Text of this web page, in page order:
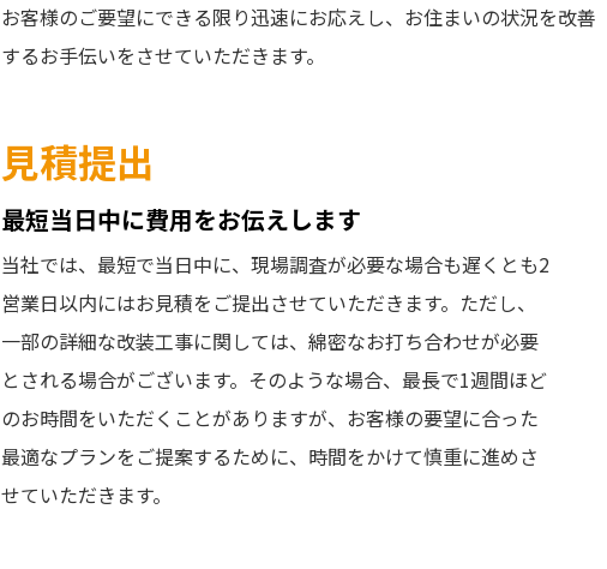
お客様のご要望にできる限り迅速にお応えし、お住まいの状況を改善
するお手伝いをさせていただきます。
見積提出
最短当日中に費用をお伝えします
当社では、最短で当日中に、現場調査が必要な場合も遅くとも2
営業日以内にはお見積をご提出させていただきます。ただし、
一部の詳細な改装工事に関しては、綿密なお打ち合わせが必要
とされる場合がございます。そのような場合、最長で1週間ほど
のお時間をいただくことがありますが、お客様の要望に合った
最適なプランをご提案するために、時間をかけて慎重に進めさ
せていただきます。